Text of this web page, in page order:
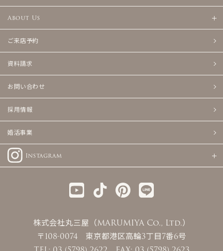
About Us
ご来店予約
資料請求
お問い合わせ
採用情報
婚活事業
Instagram
株式会社丸三屋（MARUMIYA Co., Ltd.）
〒108-0074 東京都港区高輪3丁目7番6号